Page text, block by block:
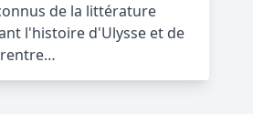
de la littérature
l'histoire d'Ulysse et de